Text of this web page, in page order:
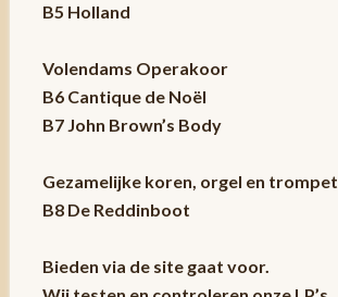
B5 Holland
Volendams Operakoor
B6 Cantique de Noël
B7 John Brown’s Body
Gezamelijke koren, orgel en trompet
B8 De Reddinboot
Bieden via de site gaat voor.